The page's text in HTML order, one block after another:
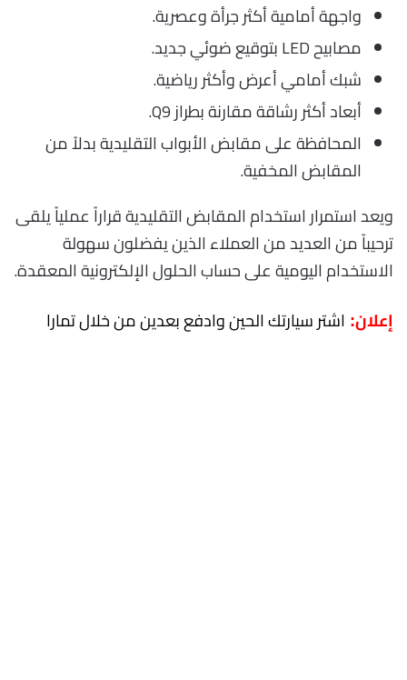
واجهة أمامية أكثر جرأة وعصرية.
مصابيح LED بتوقيع ضوئي جديد.
شبك أمامي أعرض وأكثر رياضية.
أبعاد أكثر رشاقة مقارنة بطراز Q9.
المحافظة على مقابض الأبواب التقليدية بدلاً من
المقابض المخفية.
ويعد استمرار استخدام المقابض التقليدية قراراً عملياً يلقى
ترحيباً من العديد من العملاء الذين يفضلون سهولة
الاستخدام اليومية على حساب الحلول الإلكترونية المعقدة.
إعلان: اشتر سيارتك الحين وادفع بعدين من خلال تمارا